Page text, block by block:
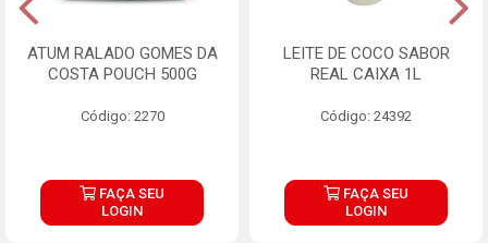
ATUM RALADO GOMES DA
COSTA POUCH 500G
Código: 2270
FAÇA SEU
LOGIN
LEITE DE COCO SABOR
REAL CAIXA 1L
Código: 24392
FAÇA SEU
LOGIN